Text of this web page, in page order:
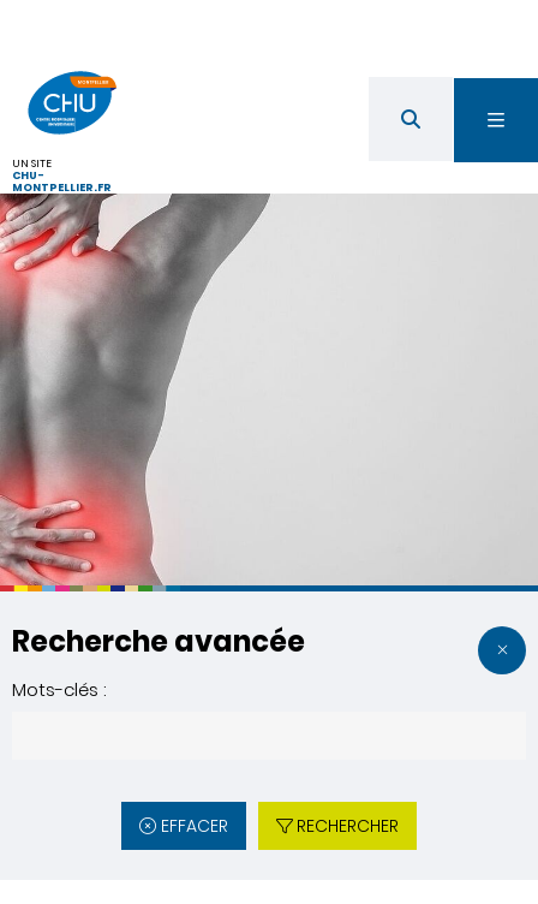
UN SITE
CHU-
MONTPELLIER.FR
Recherche avancée
Mots-clés :
EFFACER RECHERCHER